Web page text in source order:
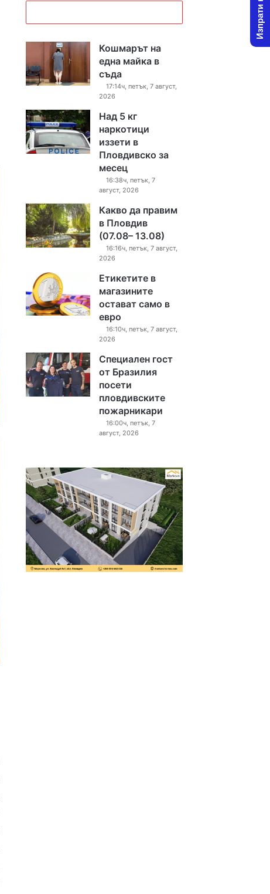
Кошмарът на
една майка в
съда
17:14ч, петък, 7 август,
2026
Над 5 кг
наркотици
иззети в
Пловдивско за
месец
16:38ч, петък, 7
август, 2026
Какво да правим
в Пловдив
(07.08– 13.08)
16:16ч, петък, 7 август,
2026
Етикетите в
магазините
остават само в
евро
16:10ч, петък, 7 август,
2026
Специален гост
от Бразилия
посети
пловдивските
пожарникари
16:00ч, петък, 7
август, 2026